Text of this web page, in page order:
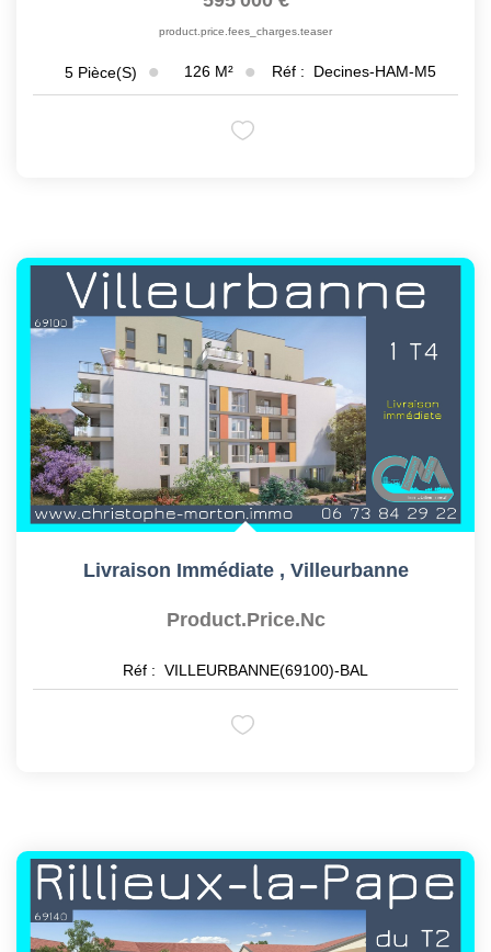
product.price.fees_charges.teaser
5 Pièce(s) 126 M² Réf : Decines-HAM-M5
Livraison Immédiate , Villeurbanne
Product.price.nc
Réf : VILLEURBANNE(69100)-BAL